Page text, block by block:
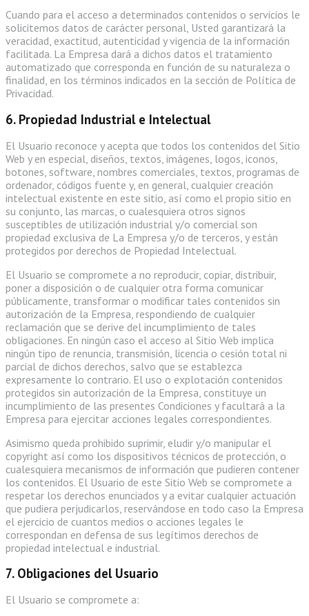
Cuando para el acceso a determinados contenidos o servicios le
solicitemos datos de carácter personal, Usted garantizará la
veracidad, exactitud, autenticidad y vigencia de la información
facilitada. La Empresa dará a dichos datos el tratamiento
automatizado que corresponda en función de su naturaleza o
finalidad, en los términos indicados en la sección de Política de
Privacidad.
6. Propiedad Industrial e Intelectual
El Usuario reconoce y acepta que todos los contenidos del Sitio
Web y en especial, diseños, textos, imágenes, logos, iconos,
botones, software, nombres comerciales, textos, programas de
ordenador, códigos fuente y, en general, cualquier creación
intelectual existente en este sitio, así como el propio sitio en
su conjunto, las marcas, o cualesquiera otros signos
susceptibles de utilización industrial y/o comercial son
propiedad exclusiva de La Empresa y/o de terceros, y están
protegidos por derechos de Propiedad Intelectual.
El Usuario se compromete a no reproducir, copiar, distribuir,
poner a disposición o de cualquier otra forma comunicar
públicamente, transformar o modificar tales contenidos sin
autorización de la Empresa, respondiendo de cualquier
reclamación que se derive del incumplimiento de tales
obligaciones. En ningún caso el acceso al Sitio Web implica
ningún tipo de renuncia, transmisión, licencia o cesión total ni
parcial de dichos derechos, salvo que se establezca
expresamente lo contrario. El uso o explotación contenidos
protegidos sin autorización de la Empresa, constituye un
incumplimiento de las presentes Condiciones y facultará a la
Empresa para ejercitar acciones legales correspondientes.
Asimismo queda prohibido suprimir, eludir y/o manipular el
copyright así como los dispositivos técnicos de protección, o
cualesquiera mecanismos de información que pudieren contener
los contenidos. El Usuario de este Sitio Web se compromete a
respetar los derechos enunciados y a evitar cualquier actuación
que pudiera perjudicarlos, reservándose en todo caso la Empresa
el ejercicio de cuantos medios o acciones legales le
correspondan en defensa de sus legítimos derechos de
propiedad intelectual e industrial.
7. Obligaciones del Usuario
El Usuario se compromete a: